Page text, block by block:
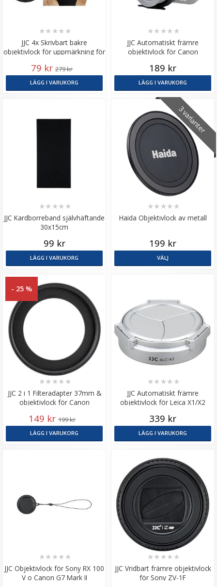
JJC 4x Skrivbart bakre
objektivlock för uppmärkning för
★★ ★★ ★
79 kr 279 kr
LÄGG I VARUKORG
JJC Automatiskt främre
objektivlock för Canon
★★ ★★ ★
189 kr
LÄGG I VARUKORG
JJC Kardborreband självhäftande
30x15cm
★★ ★★ ★
99 kr
LÄGG I VARUKORG
3 varianter
Haida Objektivlock av metall
★★ ★★ ★
199 kr
VÄLJ
- 25 %
JJC 2 i 1 Filteradapter 37mm &
objektivlock för Canon
★★ ★★ ★
149 kr 199 kr
LÄGG I VARUKORG
JJC Automatiskt främre
objektivlock för Leica X1/X2
★★ ★★ ★
339 kr
LÄGG I VARUKORG
JJC Objektivlock för Sony RX 100
V o Canon G7 Mark II
★★ ★★ ★
JJC Vridbart främre objektivlock
för Sony ZV-1F
★★ ★★ ★